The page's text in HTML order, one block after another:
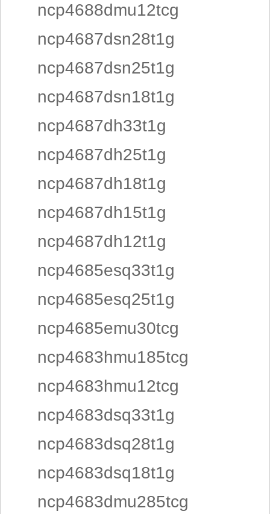
ncp4688dmu12tcg
ncp4687dsn28t1g
ncp4687dsn25t1g
ncp4687dsn18t1g
ncp4687dh33t1g
ncp4687dh25t1g
ncp4687dh18t1g
ncp4687dh15t1g
ncp4687dh12t1g
ncp4685esq33t1g
ncp4685esq25t1g
ncp4685emu30tcg
ncp4683hmu185tcg
ncp4683hmu12tcg
ncp4683dsq33t1g
ncp4683dsq28t1g
ncp4683dsq18t1g
ncp4683dmu285tcg